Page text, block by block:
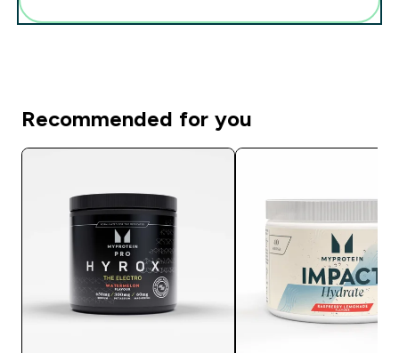
Recommended for you